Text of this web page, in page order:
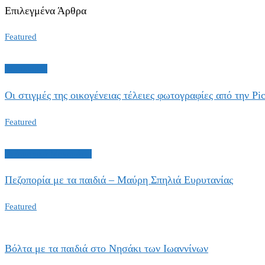
Επιλεγμένα Άρθρα
Featured
Οι στιγμές της οικογένειας τέλειες φωτογραφίες από την
Featured
Πεζοπορία με τα παιδιά – Μαύρη Σπηλιά Ευρυτανίας
Featured
Βόλτα με τα παιδιά στο Νησάκι των Ιωαννίνων